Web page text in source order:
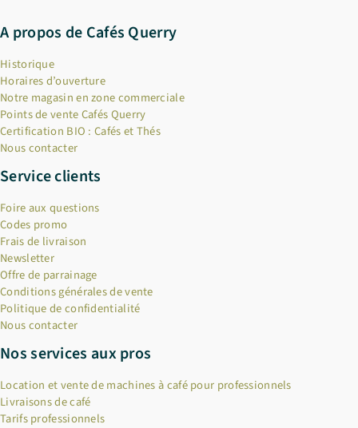
A propos de Cafés Querry
Historique
Horaires d’ouverture
Notre magasin en zone commerciale
Points de vente Cafés Querry
Certification BIO : Cafés et Thés
Nous contacter
Service clients
Foire aux questions
Codes promo
Frais de livraison
Newsletter
Offre de parrainage
Conditions générales de vente
Politique de confidentialité
Nous contacter
Nos services aux pros
Location et vente de machines à café pour professionnels
Livraisons de café
Tarifs professionnels